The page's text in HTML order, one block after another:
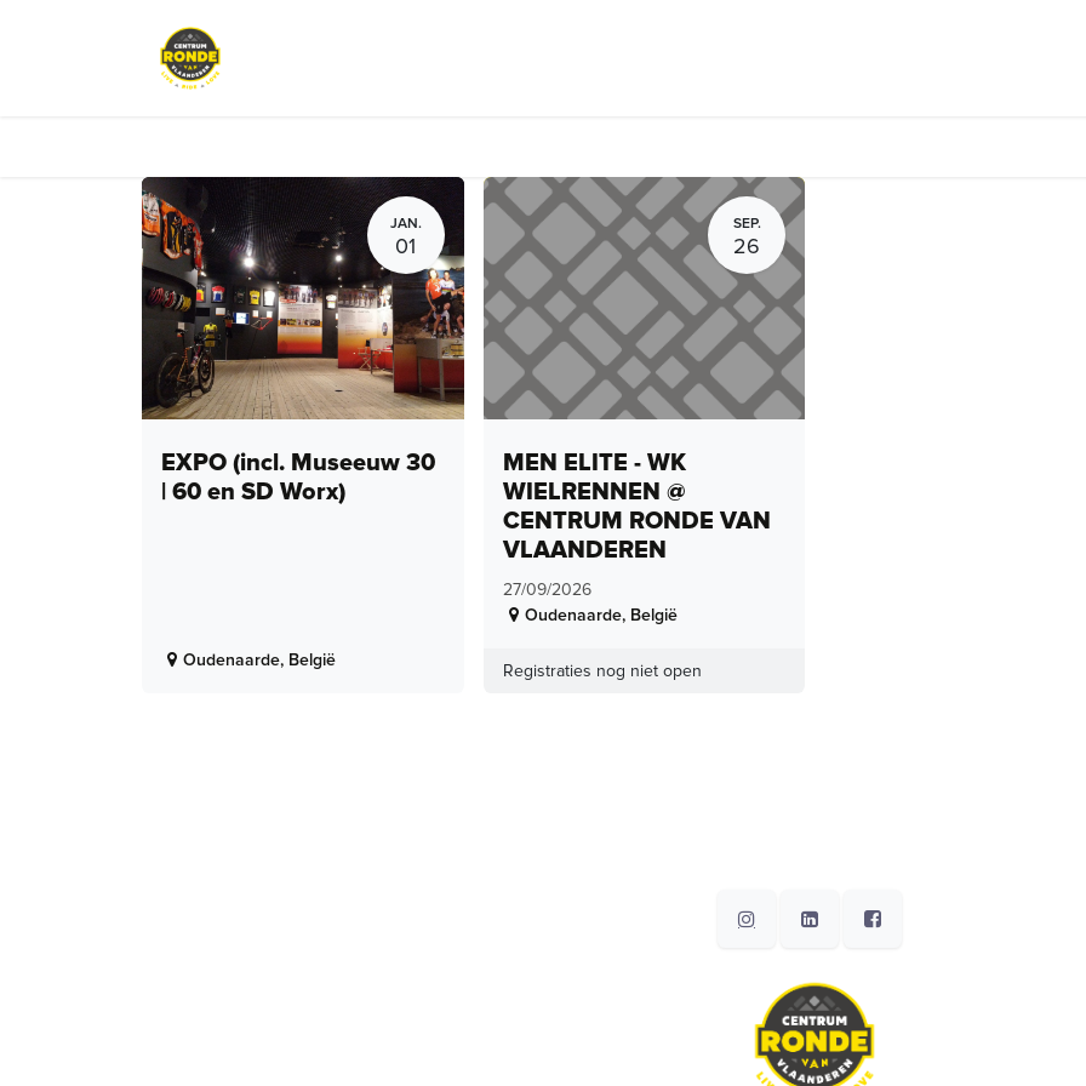
JAN.
01
EXPO (incl. Museeuw 30
| 60 en SD Worx)
Oudenaarde, België
SEP.
26
MEN ELITE - WK
WIELRENNEN @
CENTRUM RONDE VAN
VLAANDEREN
27/09/2026
Oudenaarde, België
Registraties nog niet open